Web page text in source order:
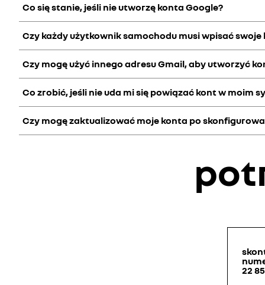
My Renault jest pomyślany tak, aby ułatwić Ci życie.
Utworzenie konta My Renault jest warunkiem wstępnym
Co się stanie, jeśli nie utworzę konta Google?
Bez konta Google powiązanego z Twoim systemem openR
Czy każdy użytkownik samochodu musi wpisać
Radzimy założyć konto Google w każdym profilu
Czy mogę użyć innego adresu Gmail, aby utworzyć
Podczas tworzenia konta Google, adres Gmail jest
kontem i użyć go również do odzyskania hasła, odbierania
Co zrobić, jeśli nie uda mi się powiązać kont w moim
Jeśli nie uda Ci się powiązać kont z Twoim systemem
Czy mogę zaktualizować moje konta po
22